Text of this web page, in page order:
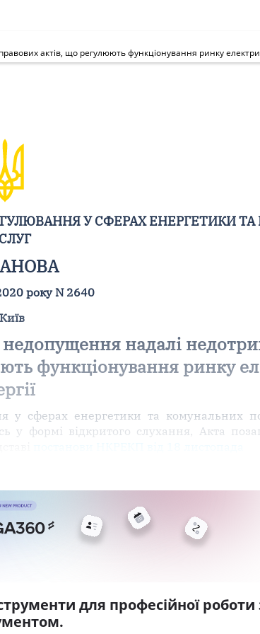
У СФЕРАХ ЕНЕРГЕТИКИ
року N 2640
надалі
функціонування ринку
сферах енергетики та комунальних
формі відкритого слухання, Акта
для професійної роботи